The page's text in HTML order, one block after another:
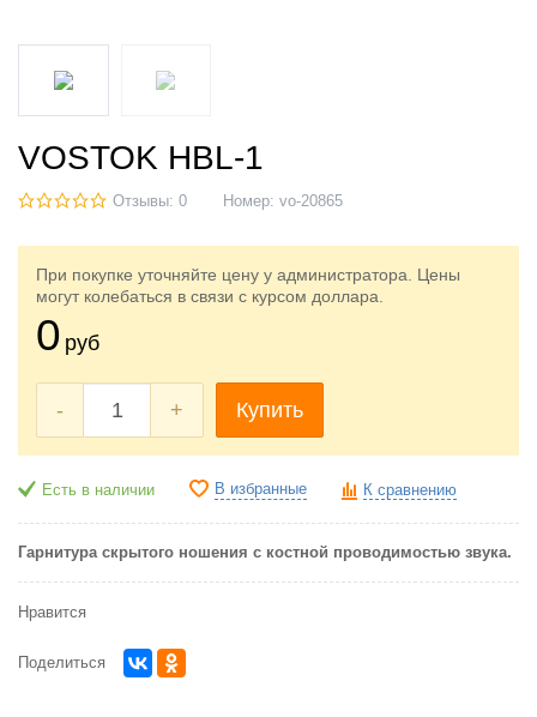
VOSTOK HBL-1
Отзывы: 0 Номер: vo-20865
При покупке уточняйте цену у администратора. Цены
могут колебаться в связи с курсом доллара.
0 руб
- + Купить
Есть в наличии В избранные К сравнению
Гарнитура скрытого ношения с костной проводимостью звука.
Нравится
Поделиться